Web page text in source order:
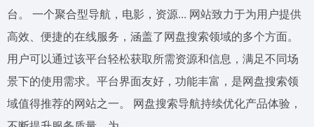
台。 一个聚合型导航，电影，资源... 网站致力于为用户提供
高效、便捷的在线服务，涵盖了网盘搜索领域的多个方面。
用户可以通过该平台轻松获取所需资源和信息，满足不同场
景下的使用需求。平台界面友好，功能丰富，是网盘搜索领
域值得推荐的网站之一。 网盘搜索导航持续优化产品体验，